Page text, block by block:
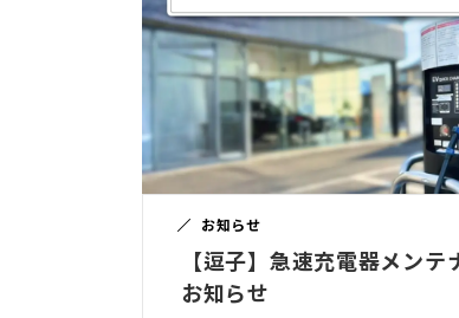
お知らせ
【逗子】急速充電器メンテ
お知らせ